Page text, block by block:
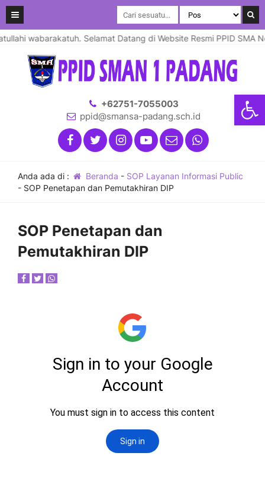
wabarakatuh. Selamat Datang di Website Resmi PPID
+62751-7055003
ppid@smansa-padang.sch.id
Anda ada di : Beranda - SOP Layanan Informasi Public
- SOP Penetapan dan Pemutakhiran DIP
SOP Penetapan dan
Pemutakhiran DIP